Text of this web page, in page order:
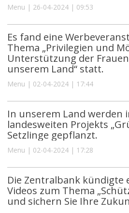
Menu | 26-04-2024 | 09:53
Es fand eine
Thema „Privilegien und
Unterstützung der
unserem Land“ statt.
Menu | 02-04-2024 | 17:44
In unserem Land werden
landesweiten Projekts
Setzlinge gepflanzt.
Menu | 02-04-2024 | 17:28
Die Zentralbank kündigte
Videos zum Thema
und sichern Sie Ihre